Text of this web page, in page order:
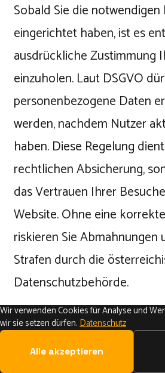
Sobald Sie die
eingerichtet haben, ist es
ausdrückliche Zustimmung
einzuholen. Laut DSGVO
personenbezogene Daten
werden, nachdem Nutzer
haben. Diese Regelung
rechtlichen Absicherung,
das Vertrauen Ihrer
Website. Ohne eine
riskieren Sie Abmahnungen
Strafen durch die
Datenschutzbehörde.
Im Folgenden erfahren Sie,
konform gestalten können.
Wir verwenden Cookies für Analyse und
wir sie setzen dürfen.Datenschutz
Alle akzeptieren